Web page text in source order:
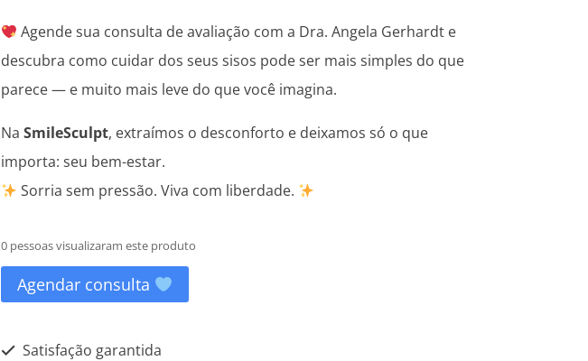
Agende sua consulta de avaliação com a Dra. Angela Gerhardt e
descubra como cuidar dos seus sisos pode ser mais simples do que
parece — e muito mais leve do que você imagina.
Na SmileSculpt, extraímos o desconforto e deixamos só o que
importa: seu bem-estar.
Sorria sem pressão. Viva com liberdade.
0 pessoas visualizaram este produto
Agendar consulta
Satisfação garantida